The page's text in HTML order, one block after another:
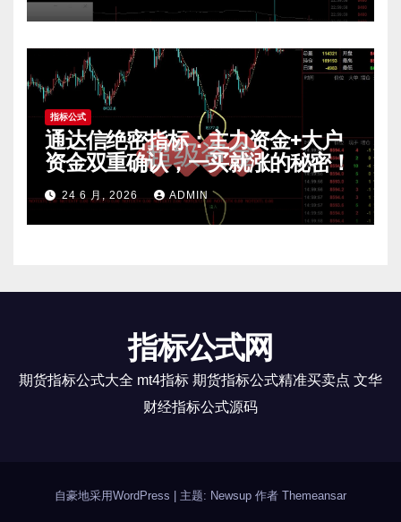
指标公式
通达信绝密指标：主力资金+大户
资金双重确认，一买就涨的秘密！
24 6 月, 2026 ADMIN
指标公式网
期货指标公式大全 mt4指标 期货指标公式精准买卖点 文华
财经指标公式源码
自豪地采用WordPress 主题: Newsup 作者 Themeansar